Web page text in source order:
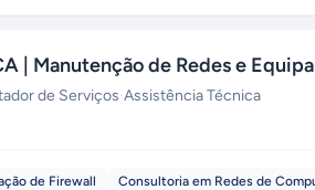
| Manutenção de Redes e
de Serviços·Assistência Técnica
de Firewall
Consultoria em Redes de